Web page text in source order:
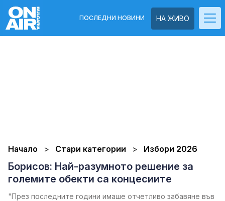
НА ЖИВО
ПОСЛЕДНИ НОВИНИ
Начало Стари категории Избори 2026
Борисов: Най-разумното решение за
големите обекти са концесиите
"През последните години имаше отчетливо забавяне във